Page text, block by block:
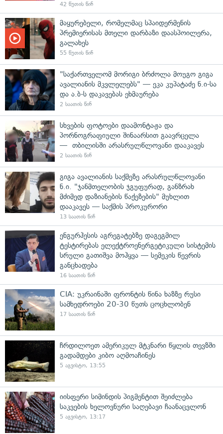
42 წუთის წინ
მაყურებელი, რომელმაც სპაიდერმენის
პრემიერისას მთელი დარბაზი დაასპოილერა,
გალახეს
55 წუთის წინ
"საქართველომ მორიგი ბრძოლა მოუგო გიგა
ავალიანის მკვლელებს" — ეკა კუპატაძე ნ.ი-სა
და ა.ბ-ს დაკავებას ეხმაურება
2 საათის წინ
სხვების ფოტოები დაამონტაჟა და
პორნოგრაფიული შინაარსით გაავრცელა
— თბილისში არასრულწლოვანი დააკავეს
2 საათის წინ
გიგა ავალიანის საქმეზე არასრულწლოვანი
ნ.ი. "ჯანმთელობის ჯგუფურად, განზრახ
მძიმედ დაზიანების წაქეზების" მუხლით
დააკავეს — საქმის პროკურორი
13 საათის წინ
ენგურჰესის აგრეგატებზე დაგეგმილ
ტესტირებას ელექტროენერგეტიკული სისტემის
სრული გათიშვა მოჰყვა — სემეკის წევრის
განცხადება
16 საათის წინ
CIA: უკრაინაში ფრონტის წინა ხაზზე რუსი
სამხედროები 20-30 წუთს ცოცხლობენ
17 საათის წინ
ჩრდილოეთ ამერიკულ მტკნარი წყლის თევზში
გადამდები კიბო აღმოაჩინეს
5 აგვისტო, 13:55
იისფერი სიმინდის პიგმენტით შეიძლება
საკვების ხელოვნური საღებავი ჩაანაცვლონ
5 აგვისტო, 13:17